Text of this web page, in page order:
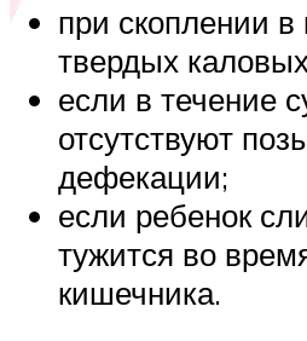
при скоплении
твердых
если в течение
отсутствуют
дефекации;
если ребенок
тужится во
кишечника.